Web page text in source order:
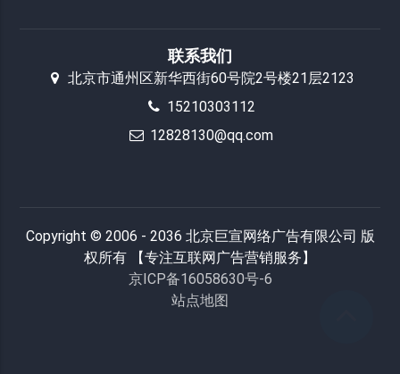
联系我们
北京市通州区新华西街60号院2号楼21层2123
15210303112
12828130@qq.com
Copyright © 2006 - 2036 北京巨宣网络广告有限公司 版
权所有 【专注互联网广告营销服务】
京ICP备16058630号-6
站点地图